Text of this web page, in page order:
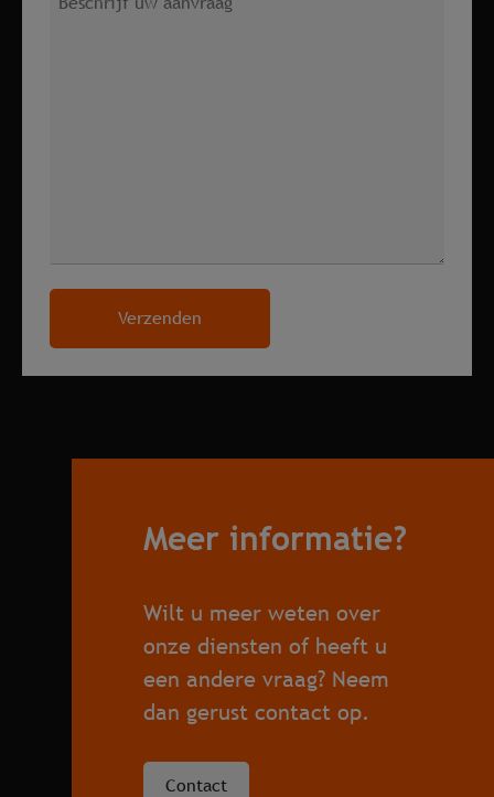
Meer informatie?
Wilt u meer weten over
onze diensten of heeft u
een andere vraag? Neem
dan gerust contact op.
Contact